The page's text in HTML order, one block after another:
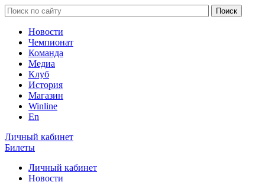
Новости
Чемпионат
Команда
Медиа
Клуб
История
Магазин
Winline
En
Личный кабинет
Билеты
Личный кабинет
Новости